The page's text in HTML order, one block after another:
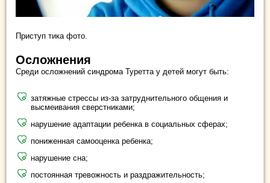
Приступ тика фото.
Осложнения
Среди осложнений синдрома Туретта у детей могут быть:
затяжные стрессы из-за затруднительного общения и
высмеивания сверстниками;
нарушение адаптации ребенка в социальных сферах;
пониженная самооценка ребенка;
нарушение сна;
постоянная тревожность и раздражительность;